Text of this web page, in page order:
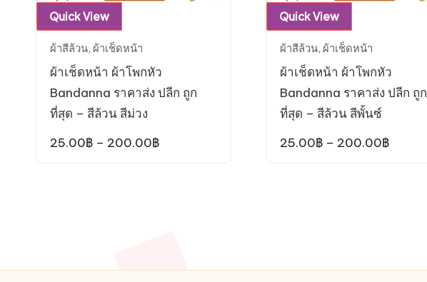
Quick View
has
multiple
variants.
The
options
ผ้าสีล้วน, ผ้าเช็ดหน้า
ผ้าเช็ดหน้า ผ้าโพกหัว
Bandanna ราคาส่ง ปลีก ถูก
ที่สุด – สีล้วน สีม่วง
25.00฿ – 200.00฿Price
Quick View
has
multiple
variants.
The
options
ผ้าสีล้วน, ผ้าเช็ดหน้า
ผ้าเช็ดหน้า ผ้าโพกหัว
Bandanna ราคาส่ง ปลีก ถูก
ที่สุด – สีล้วน สีพั้นซ์
25.00฿ – 200.00฿Price